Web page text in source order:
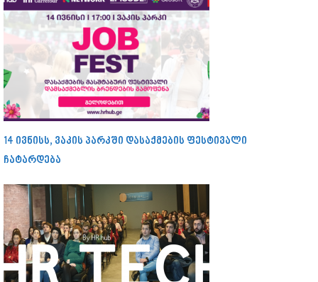
14 ივნისს, ვაკის პარკში დასაქმების ფესტივალი
ჩატარდება